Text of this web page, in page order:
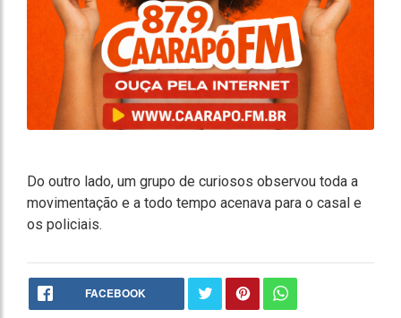
Do outro lado, um grupo de curiosos observou toda a
movimentação e a todo tempo acenava para o casal e
os policiais.
FACEBOOK